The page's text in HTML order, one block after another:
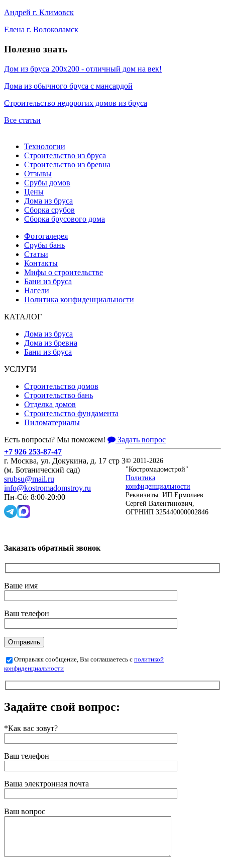
Андрей г. Климовск
Елена г. Волоколамск
Полезно знать
Дом из бруса 200х200 - отличный дом на век!
Дома из обычного бруса с мансардой
Строительство недорогих домов из бруса
Все статьи
Технологии
Строительство из бруса
Строительство из бревна
Отзывы
Срубы домов
Цены
Дома из бруса
Сборка срубов
Сборка брусового дома
Фотогалерея
Срубы бань
Статьи
Контакты
Мифы о строительстве
Бани из бруса
Нагели
Политика конфиденциальности
КАТАЛОГ
Дома из бруса
Дома из бревна
Бани из бруса
УСЛУГИ
Строительство домов
Строительство бань
Отделка домов
Строительство фундамента
Пиломатериалы
Есть вопросы? Мы поможем!
Задать вопрос
+7 926 253-87-47
г. Москва, ул. Докукина, д. 17 стр 3
(м. Ботанический сад)
srubsu@mail.ru
info@kostromadomstroy.ru
Пн-Сб: 8:00-20:00
© 2011-2026
"Костромадомстрой"
Политика
конфиденциальности
Реквизиты: ИП Ермолаев
Сергей Валентинович,
ОГРНИП 325440000002846
Заказать обратный звонок
Ваше имя
Ваш телефон
Отправляя сообщение, Вы соглашаетесь с политикой
конфиденциальности
Задайте свой вопрос:
*Как вас зовут?
Ваш телефон
Ваша электронная почта
Ваш вопрос